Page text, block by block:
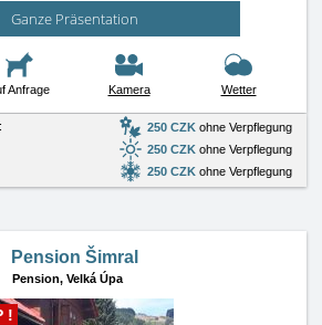
Ganze Präsentation
Anfrage Kamera Wetter
250 CZK ohne Verpflegung
250 CZK ohne Verpflegung
250 CZK ohne Verpflegung
Pension Šimral
Pension, Velká Úpa
!